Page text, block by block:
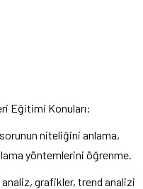
Eğitimi Konuları:
niteliğini anlama,
yöntemlerini öğrenme.
grafikler, trend analizi